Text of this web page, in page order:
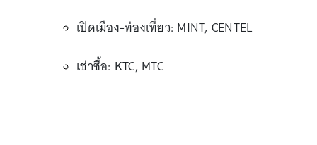
เปิดเมือง-ท่องเที่ยว: MINT, CENTEL
เช่าซื้อ: KTC, MTC